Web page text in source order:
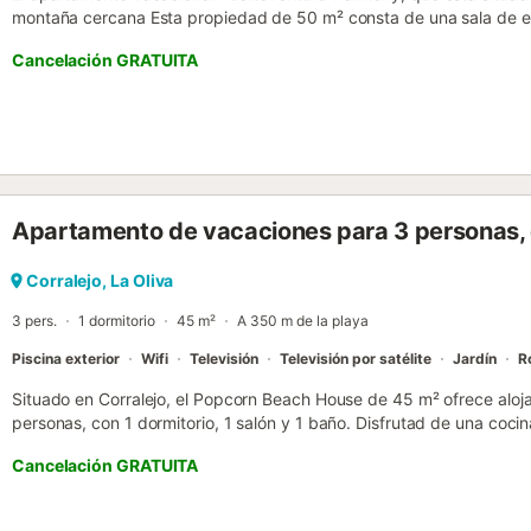
montaña cercana Esta propiedad de 50 m² consta de una sala de
velocidad (apto para videollamadas), lavadora y televisión por
una terraza descubierta donde relajarte por la noche mientras
montaña. La propiedad tiene acceso a una zona exterior
dispone de aire acondicionado. Es posible realizar el check-in/
Cancelación GRATUITA
Apartamento de vacaciones para 3 personas,
Corralejo, La Oliva
3 pers. 1 dormitorio 45 m² A 350 m de la playa
Piscina exterior Wifi Televisión Televisión por satélite Jardín
Situado en Corralejo, el Popcorn Beach House de 45 m² ofrece
personas, con 1 dormitorio, 1 salón y 1 baño. Disfrutad de una
televisión, vídeo bajo demanda y ventilador para mayor confort
privado y relajaos, o aprovechad la ducha exterior. La piscina
refrescaros, y las familias con niños pueden disfrutar de juguetes
Cancelación GRATUITA